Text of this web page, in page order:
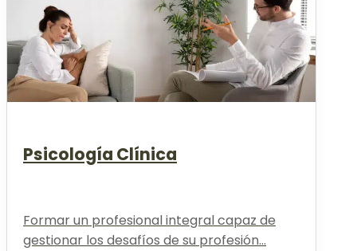
Psicología Clínica
Formar un profesional integral capaz de
gestionar los desafíos de su profesión...